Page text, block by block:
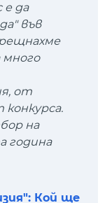
е да
във
много
от
на
година
Кой ще